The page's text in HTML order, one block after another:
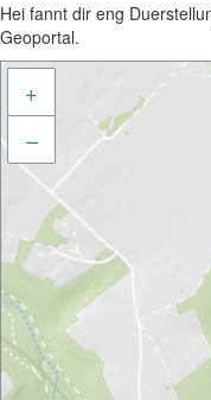
Hei fannt dir eng
Geoportal.
+
–